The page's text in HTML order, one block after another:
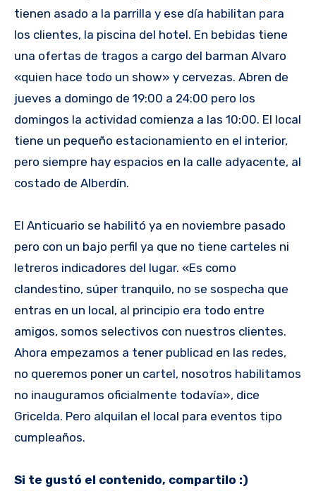
tienen asado a la parrilla y ese día habilitan para
los clientes, la piscina del hotel. En bebidas tiene
una ofertas de tragos a cargo del barman Alvaro
«quien hace todo un show» y cervezas. Abren de
jueves a domingo de 19:00 a 24:00 pero los
domingos la actividad comienza a las 10:00. El local
tiene un pequeño estacionamiento en el interior,
pero siempre hay espacios en la calle adyacente, al
costado de Alberdín.
El Anticuario se habilitó ya en noviembre pasado
pero con un bajo perfil ya que no tiene carteles ni
letreros indicadores del lugar. «Es como
clandestino, súper tranquilo, no se sospecha que
entras en un local, al principio era todo entre
amigos, somos selectivos con nuestros clientes.
Ahora empezamos a tener publicad en las redes,
no queremos poner un cartel, nosotros habilitamos
no inauguramos oficialmente todavía», dice
Gricelda. Pero alquilan el local para eventos tipo
cumpleaños.
Si te gustó el contenido, compartilo :)